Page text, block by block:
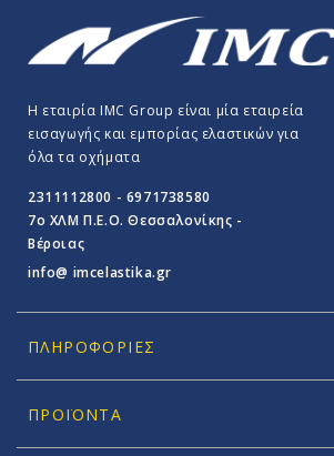
Η εταιρία IMC Group είναι μία εταιρεία
εισαγωγής και εμπορίας ελαστικών για
όλα τα οχήματα
2311112800 - 6971738580
7o ΧΛΜ Π.E.O. Θεσσαλονίκης -
Βέροιας
info@ imcelastika.gr
ΠΛΗΡΟΦΟΡΊΕΣ
ΠΡΟΪΟΝΤΑ